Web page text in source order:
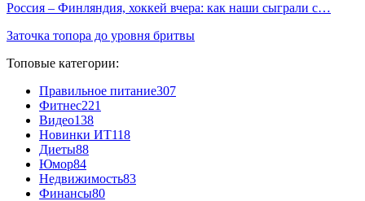
Россия – Финляндия, хоккей вчера: как наши сыграли с…
Заточка топора до уровня бритвы
Топовые категории:
Правильное питание307
Фитнес221
Видео138
Новинки ИТ118
Диеты88
Юмор84
Недвижимость83
Финансы80